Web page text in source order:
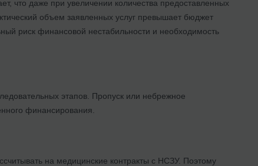
что даже при увеличении количества предоставленных
объем заявленных услуг превышает бюджет
риск финансовой нестабильности и необходимость
этапов. Пропуск или небрежное
финансирования.
на медицинские контракты с НСЗУ. Поэтому